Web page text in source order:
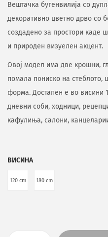
Вештачка бугенвилија со
декоративно цветно дрво со
создадено за простори каде
и природен визуелен акцент.
Овој модел има две крошни,
помала пониско на стеблото,
форма. Достапен е во висини
дневни соби, ходници,
кафулиња, салони,
ВИСИНА
120 cm 180 cm